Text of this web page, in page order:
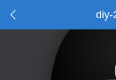
diy-